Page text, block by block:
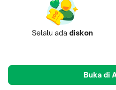
Selalu ada diskon
Buka di